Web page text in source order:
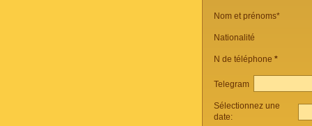
Nom et prénoms*
Nationalité
N de téléphone *
Telegram
Sélectionnez une
date: